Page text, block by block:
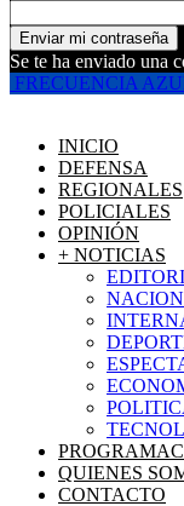
Se te ha enviado una
FRECUENCIA
INICIO
DEFENSA
REGIONALES
POLICIALES
OPINIÓN
+ NOTICIAS
QUIENES
CONTACTO